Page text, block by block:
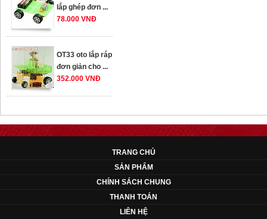
352.000 VNĐ
ráp nhấc chân di
...
259.000 VNĐ
OT36 oto mô hình
TRANG CHỦ
SẢN PHẨM
CHÍNH SÁCH CHUNG
THANH TOÁN
LIÊN HỆ